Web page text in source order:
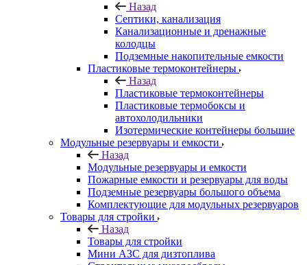
Назад
Септики, канализация
Канализационные и дренажные
колодцы
Подземные накопительные емкости
Пластиковые термоконтейнеры
Назад
Пластиковые термоконтейнеры
Пластиковые термобоксы и
автохолодильники
Изотермические контейнеры большие
Модульные резервуары и емкости
Назад
Модульные резервуары и емкости
Пожарные емкости и резервуары для воды
Подземные резервуары большого объема
Комплектующие для модульных резервуаров
Товары для стройки
Назад
Товары для стройки
Мини АЗС для дизтоплива